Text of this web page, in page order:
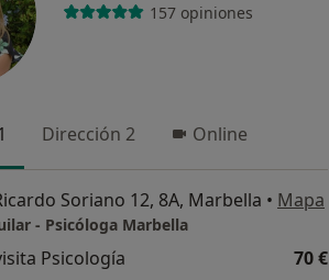
157 opiniones
Dirección 2 Online
Soriano 12, 8A, Marbella • Mapa
- Psicóloga Marbella
Psicología 70 €